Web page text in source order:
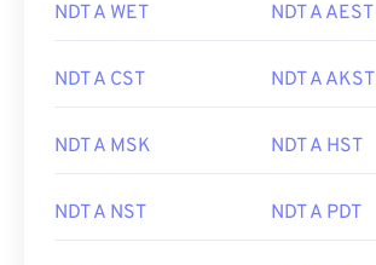
NDT A WET NDT A AEST
NDT A CST NDT A AKST
NDT A MSK NDT A HST
NDT A NST NDT A PDT